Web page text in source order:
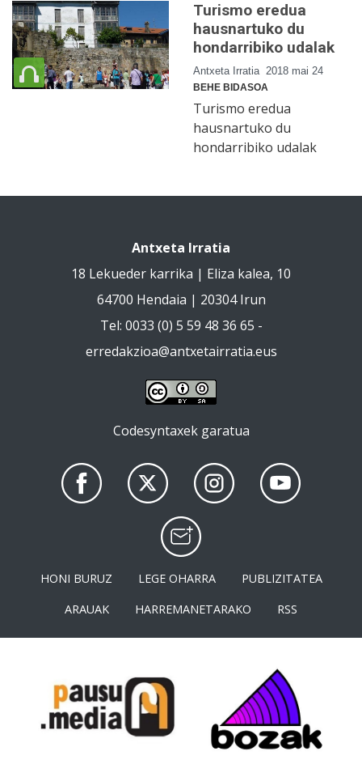
Turismo eredua
hausnartuko du
hondarribiko udalak
Antxeta Irratia 2018 mai 24
BEHE BIDASOA
Turismo eredua
hausnartuko du
hondarribiko udalak
Antxeta Irratia
18 Lekueder karrika | Eliza kalea, 10
64700 Hendaia | 20304 Irun
Tel: 0033 (0) 5 59 48 36 65 -
erredakzioa@antxetairratia.eus
Codesyntaxek garatua
HONI BURUZ LEGE OHARRA
PUBLIZITATEA
ARAUAK
HARREMANETARAKO RSS